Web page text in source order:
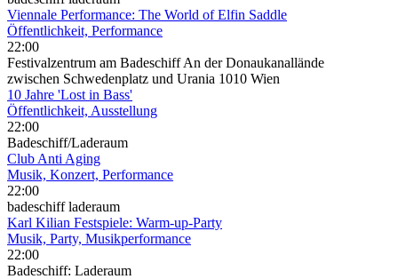
Viennale Performance: The World of Elfin Saddle
Öffentlichkeit, Performance
22:00
Festivalzentrum am Badeschiff An der Donaukanallände
zwischen Schwedenplatz und Urania 1010 Wien
10 Jahre 'Lost in Bass'
Öffentlichkeit, Ausstellung
22:00
Badeschiff/Laderaum
Club Anti Aging
Musik, Konzert, Performance
22:00
badeschiff laderaum
Karl Kilian Festspiele: Warm-up-Party
Musik, Party, Musikperformance
22:00
Badeschiff: Laderaum